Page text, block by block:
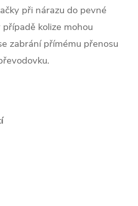
při nárazu do pevné
kolize mohou
zabrání přímému přenosu